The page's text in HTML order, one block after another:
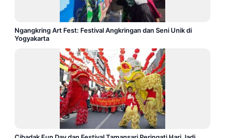
Ngangkring Art Fest: Festival Angkringan dan Seni Unik di
Yogyakarta